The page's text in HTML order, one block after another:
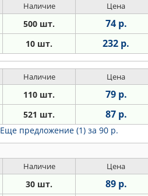
Наличие Цена
500 шт. 74 р.
10 шт. 232 р.
Наличие Цена
110 шт. 79 р.
521 шт. 87 р.
Еще предложение (1) за 90 р.
Наличие Цена
30 шт. 89 р.